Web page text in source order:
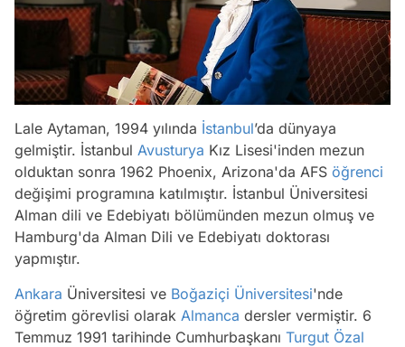
Lale Aytaman, 1994 yılında İstanbul’da dünyaya
gelmiştir. İstanbul Avusturya Kız Lisesi'inden mezun
olduktan sonra 1962 Phoenix, Arizona'da AFS öğrenci
değişimi programına katılmıştır. İstanbul Üniversitesi
Alman dili ve Edebiyatı bölümünden mezun olmuş ve
Hamburg'da Alman Dili ve Edebiyatı doktorası
yapmıştır.
Ankara Üniversitesi ve Boğaziçi Üniversitesi'nde
öğretim görevlisi olarak Almanca dersler vermiştir. 6
Temmuz 1991 tarihinde Cumhurbaşkanı Turgut Özal